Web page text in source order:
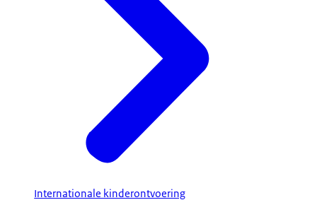
Internationale kinderontvoering